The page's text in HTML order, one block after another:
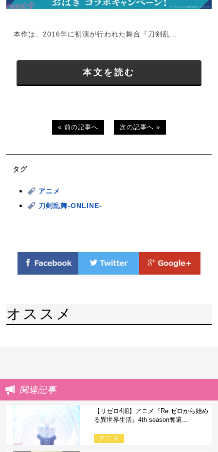
本作は、2016年に初演が行われた舞台『刀剣乱...
本文を読む
« 前の記事へ 次の記事へ »
タグ
アニメ
刀剣乱舞-ONLINE-
オススメ
関連記事
【リゼロ4期】アニメ『Re:ゼロから始め
る異世界生活』4th season奪還...
アニメ